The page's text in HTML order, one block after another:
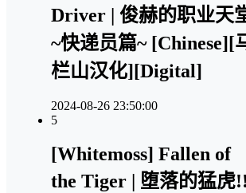
Driver | 俊赫的职业天
~快递员篇~ [Chinese][
栏山汉化][Digital]
2024-08-26 23:50:00
5
[Whitemoss] Fallen of
the Tiger | 堕落的猛虎!!